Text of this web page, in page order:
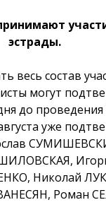
эстрады.
весь состав
могут
до
уже
Николай
Роман